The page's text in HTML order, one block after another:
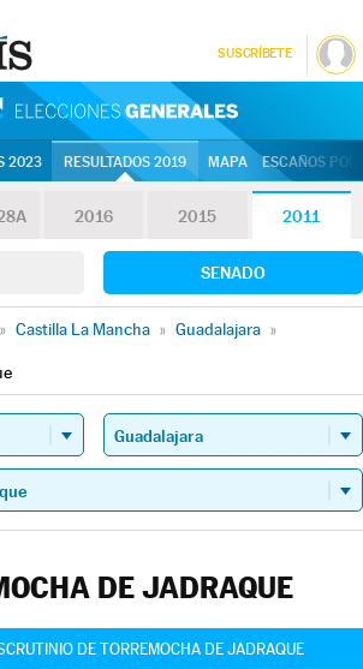
SUSCRÍBETE
2023 RESULTADOS 2019 MAPA ESCAÑOS
2016 2015 2011
SENADO
» Castilla La Mancha » Guadalajara »
DE JADRAQUE
DE TORREMOCHA DE JADRAQUE